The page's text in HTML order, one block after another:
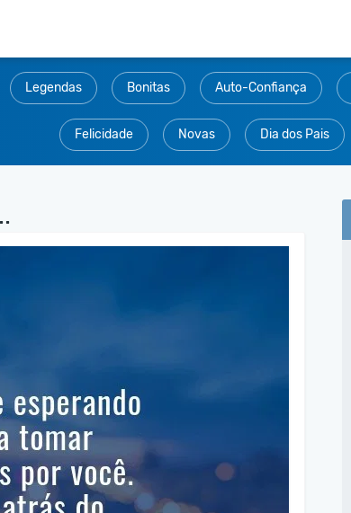
Legendas Bonitas Auto-Confiança
Felicidade Novas Dia dos Pais